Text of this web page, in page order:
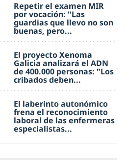
Repetir el examen MIR
por vocación: "Las
guardias que llevo no son
buenas, pero...
El proyecto Xenoma
Galicia analizará el ADN
de 400.000 personas: "Los
cribados deben...
El laberinto autonómico
frena el reconocimiento
laboral de las enfermeras
especialistas...